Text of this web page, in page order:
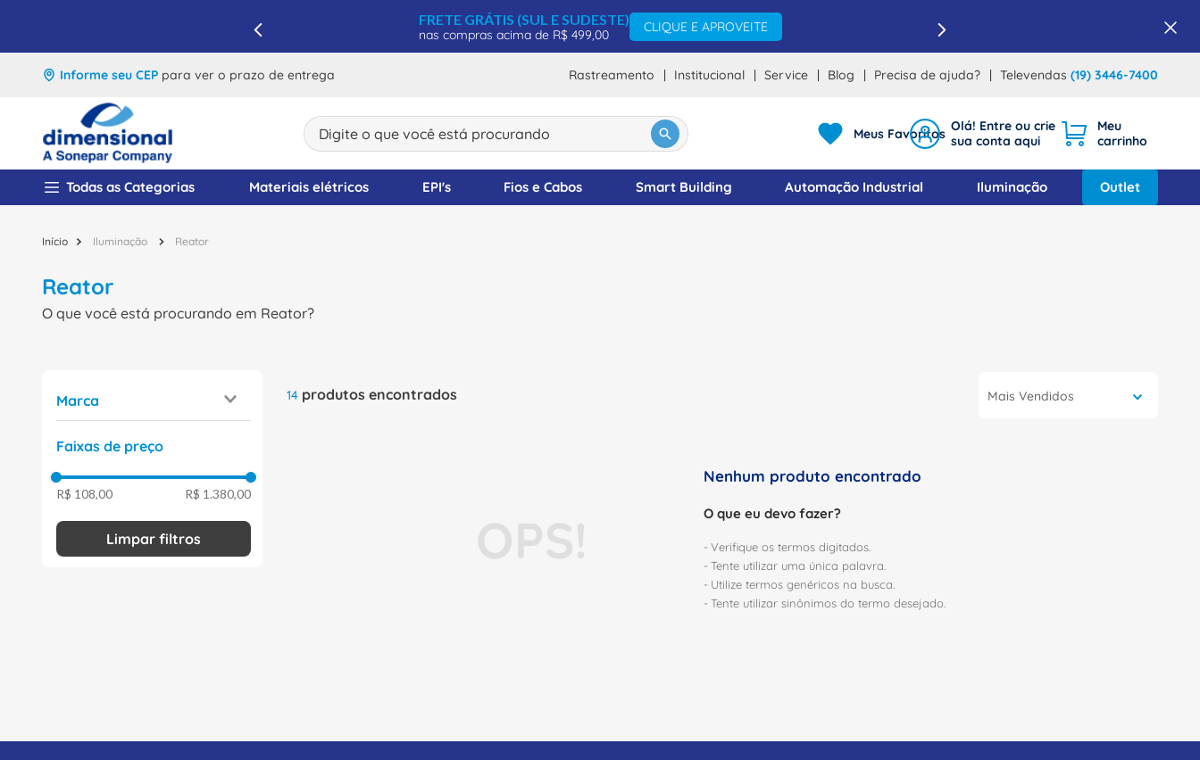
FRETE GRÁTIS (SUL E SUDESTE)
nas compras acima de R$ 499,00
CLIQUE E APROVEITE
Informe seu CEP para ver o prazo de entrega Rastreamento Institucional Service Blog Precisa de ajuda? Televendas (19) 3446-7400
Digite o que você está procurando
Meus Favoritos
Todas as Categorias Materiais elétricos EPI's Fios e Cabos Smart Building Automação Industrial Iluminação Outlet
Iluminação Reator
Reator
O que você está procurando em Reator?
Marca
Philips ( 1)
Faixas de preço
R$ 108,00 R$ 1.380,00
14 produtos Mais Vendidos
Nenhum produto encontrado
O que eu devo fazer?
Verifique os termos digitados.
Tente utilizar uma única palavra.
Utilize termos genéricos na busca.
Tente utilizar sinônimos do termo desejado.
1º disjuntor
dps